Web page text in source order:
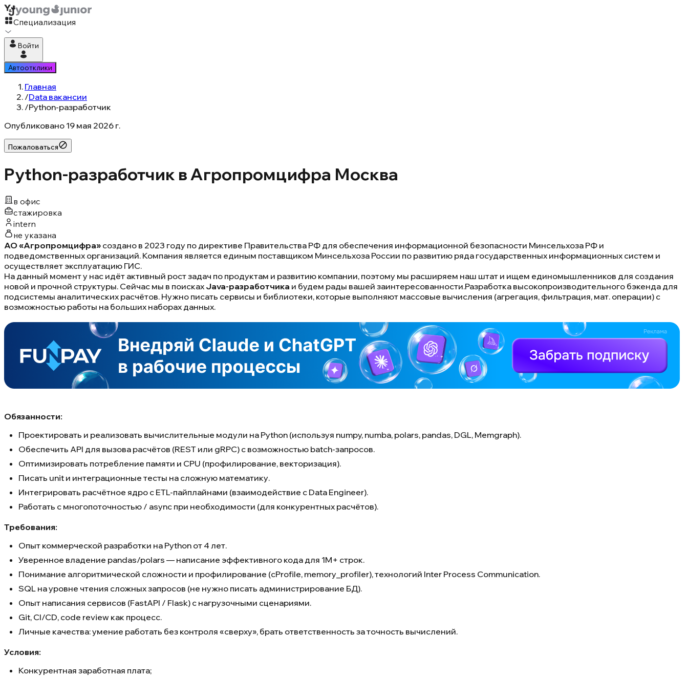
Специализация
Войти
Автоотклики
Главная
/Data вакансии
/Python-разработчик
Опубликовано 19 мая 2026 г.
Пожаловаться
Python-разработчик в Агропромцифра Москва
в офис
стажировка
intern
не указана
АО «Агропромцифра» создано в 2023 году по директиве Правительства РФ для обеспечения информационной безопасности Минсельхоза РФ и
подведомственных организаций. Компания является единым поставщиком Минсельхоза России по развитию ряда государственных информационных систем и
осуществляет эксплуатацию ГИС.
На данный момент у нас идёт активный рост задач по продуктам и развитию компании, поэтому мы расширяем наш штат и ищем единомышленников для создания
новой и прочной структуры. Сейчас мы в поисках Java-разработчика и будем рады вашей заинтересованности.Разработка высокопроизводительного бэкенда для
подсистемы аналитических расчётов. Нужно писать сервисы и библиотеки, которые выполняют массовые вычисления (агрегация, фильтрация, мат. операции) с
возможностью работы на больших наборах данных.
Обязанности:
​​​​​​​Проектировать и реализовать вычислительные модули на Python (используя numpy, numba, polars, pandas, DGL, Memgraph).
Обеспечить API для вызова расчётов (REST или gRPC) с возможностью batch-запросов.
Оптимизировать потребление памяти и CPU (профилирование, векторизация).
Писать unit и интеграционные тесты на сложную математику.
Интегрировать расчётное ядро с ETL-пайплайнами (взаимодействие с Data Engineer).
Работать с многопоточностью / async при необходимости (для конкурентных расчётов).
Требования:
​​​​​​​​​​​​​​Опыт коммерческой разработки на Python от 4 лет.
Уверенное владение pandas/polars — написание эффективного кода для 1M+ строк.
Понимание алгоритмической сложности и профилирование (cProfile, memory_profiler), технологий Inter Process Communication.
SQL на уровне чтения сложных запросов (не нужно писать администрирование БД).
Опыт написания сервисов (FastAPI / Flask) с нагрузочными сценариями.
Git, CI/CD, code review как процесс.
Личные качества: умение работать без контроля «сверху», брать ответственность за точность вычислений.
Условия:
​​​​​​​​​​​​​​​​​​​​​​​​​​​​Конкурентная заработная плата;